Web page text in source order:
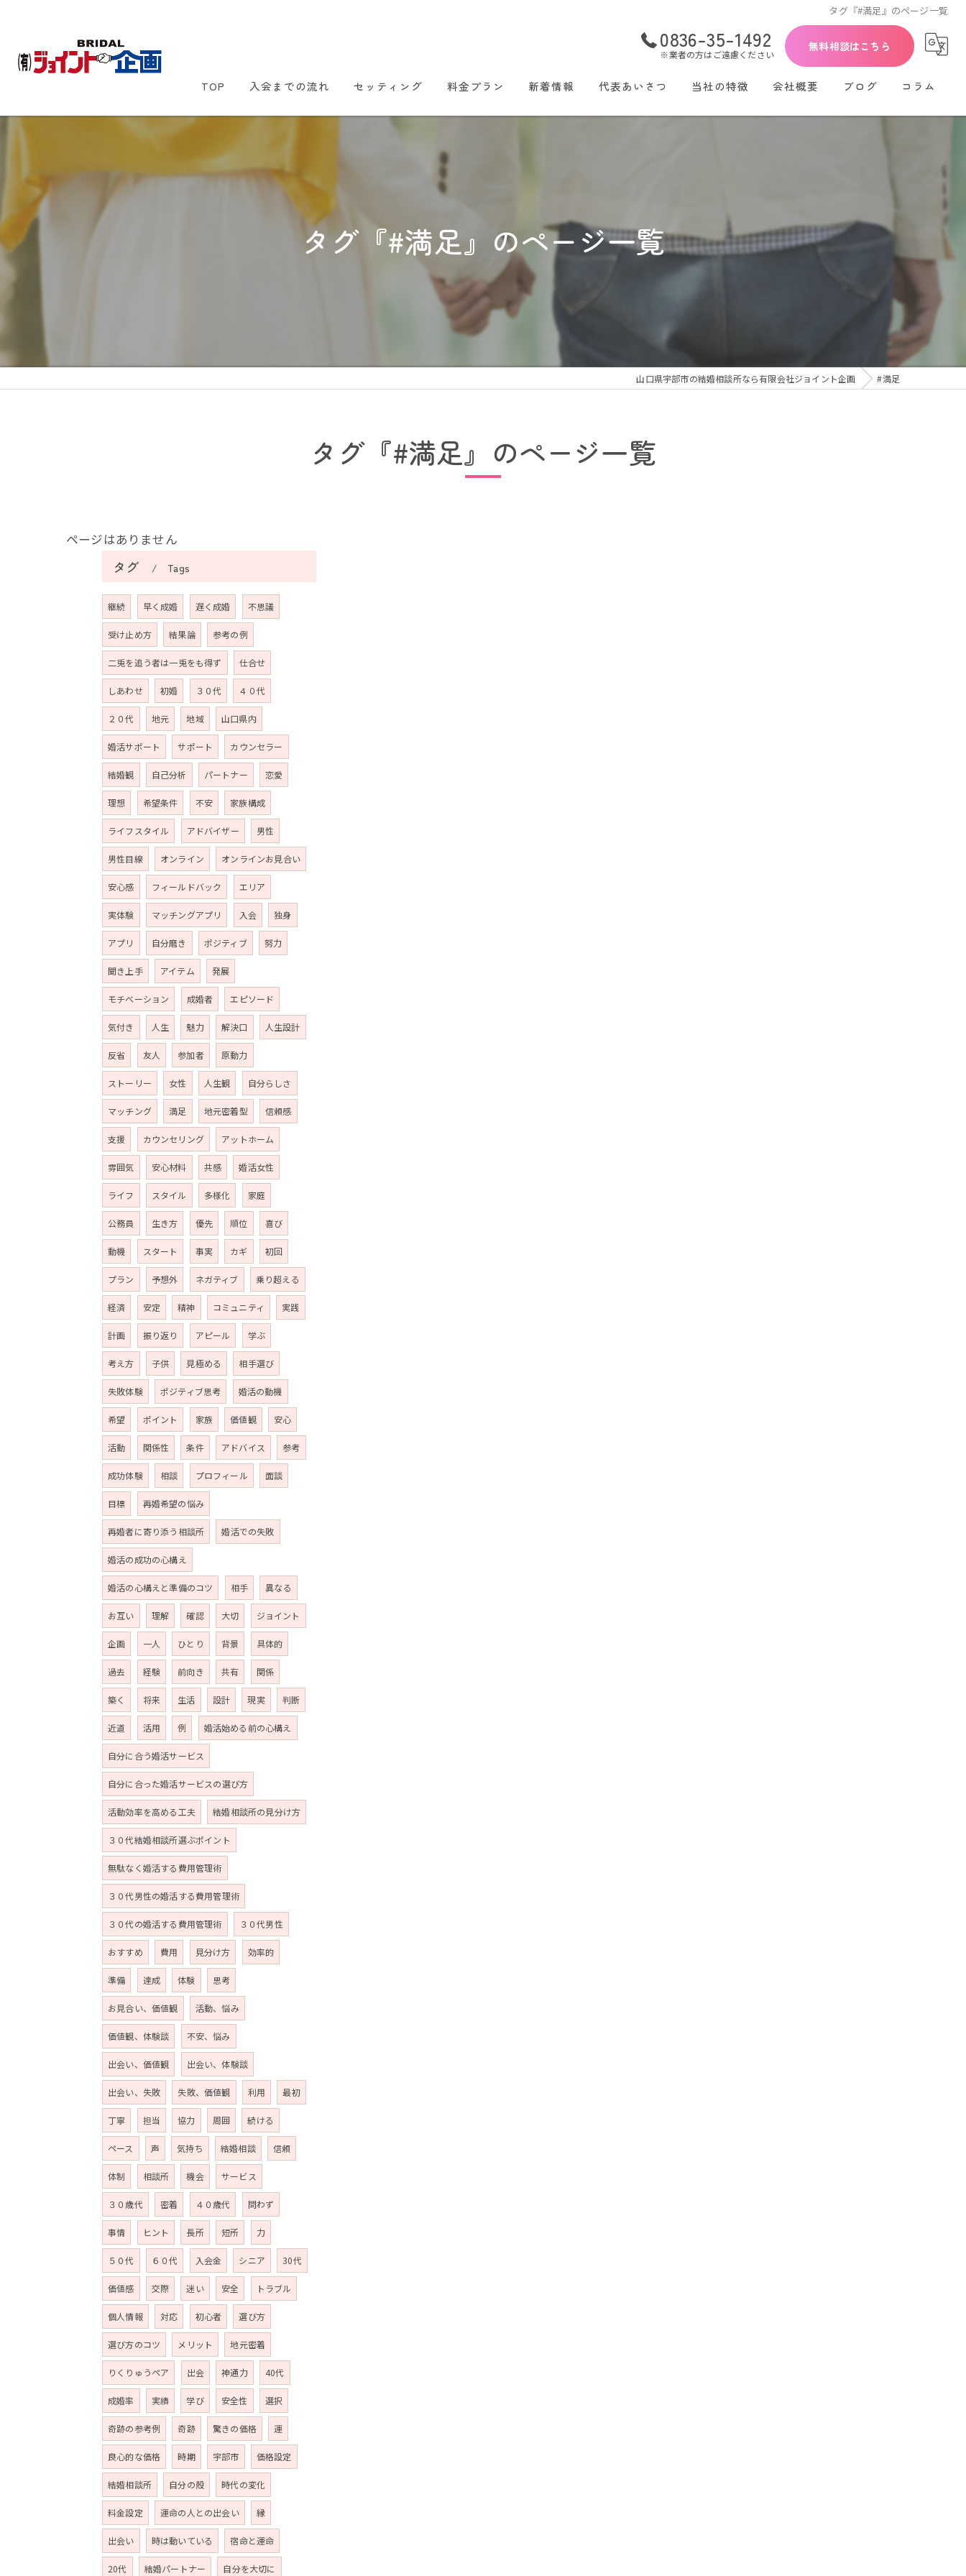
タグ『#満足』のページ一覧
0836-35-1492
※業者の方はご遠慮ください
無料相談はこちら
TOP 入会までの流れ セッティング 料金プラン 新着情報 代表あいさつ 当社の特徴
再婚
シングル
会社概要 ブログ コラム
タグ『#満足』のページ一覧
山口県宇部市の結婚相談所なら有限会社ジョイント企画 #満足
タグ『#満足』のページ一覧
ページはありません
タグ Tags
継続 早く成婚 遅く成婚 不思議
受け止め方 結果論 参考の例
二兎を追う者は一兎をも得ず 仕合せ
しあわせ 初婚 ３０代 ４０代
２０代 地元 地域 山口県内
婚活サポート サポート カウンセラー
結婚観 自己分析 パートナー 恋愛
理想 希望条件 不安 家族構成
ライフスタイル アドバイザー 男性
男性目線 オンライン オンラインお見合い
安心感 フィールドバック エリア
実体験 マッチングアプリ 入会 独身
アプリ 自分磨き ポジティブ 努力
聞き上手 アイテム 発展
モチベーション 成婚者 エピソード
気付き 人生 魅力 解決口 人生設計
反省 友人 参加者 原動力
ストーリー 女性 人生観 自分らしさ
マッチング 満足 地元密着型 信頼感
支援 カウンセリング アットホーム
雰囲気 安心材料 共感 婚活女性
ライフ スタイル 多様化 家庭
公務員 生き方 優先 順位 喜び
動機 スタート 事実 カギ 初回
プラン 予想外 ネガティブ 乗り超える
経済 安定 精神 コミュニティ 実践
計画 振り返り アピール 学ぶ
考え方 子供 見極める 相手選び
失敗体験 ポジティブ思考 婚活の動機
希望 ポイント 家族 価値観 安心
活動 関係性 条件 アドバイス 参考
成功体験 相談 プロフィール 面談
目標 再婚希望の悩み
再婚者に寄り添う相談所 婚活での失敗
婚活の成功の心構え
婚活の心構えと準備のコツ 相手 異なる
お互い 理解 確認 大切 ジョイント
企画 一人 ひとり 背景 具体的
過去 経験 前向き 共有 関係
築く 将来 生活 設計 現実 判断
近道 活用 例 婚活始める前の心構え
自分に合う婚活サービス
自分に合った婚活サービスの選び方
活動効率を高める工夫 結婚相談所の見分け方
３０代結婚相談所選ぶポイント
無駄なく婚活する費用管理術
３０代男性の婚活する費用管理術
３０代の婚活する費用管理術 ３０代男性
おすすめ 費用 見分け方 効率的
準備 達成 体験 思考
お見合い、価値観 活動、悩み
価値観、体験談 不安、悩み
出会い、価値観 出会い、体験談
出会い、失敗 失敗、価値観 利用 最初
丁寧 担当 協力 周囲 続ける
ペース 声 気持ち 結婚相談 信頼
体制 相談所 機会 サービス
３０歳代 密着 ４０歳代 問わず
事情 ヒント 長所 短所 力
５０代 ６０代 入会金 シニア 30代
価値感 交際 迷い 安全 トラブル
個人情報 対応 初心者 選び方
選び方のコツ メリット 地元密着
りくりゅうペア 出会 神通力 40代
成婚率 実績 学び 安全性 選択
奇跡の参考例 奇跡 驚きの価格 運
良心的な価格 時期 宇部市 価格設定
結婚相談所 自分の殻 時代の変化
料金設定 運命の人との出会い 縁
出会い 時は動いている 宿命と運命
20代 結婚パートナー 自分を大切に